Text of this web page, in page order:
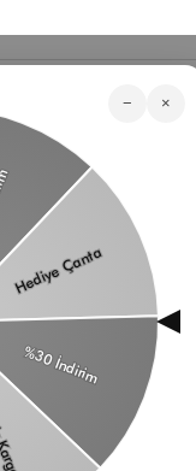
ilk siz
korunmasını kabul
− ×